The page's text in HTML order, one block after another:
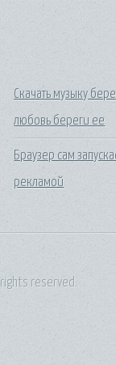
Скачать музыку
любовь береги ее
Браузер сам
рекламой
reserved.